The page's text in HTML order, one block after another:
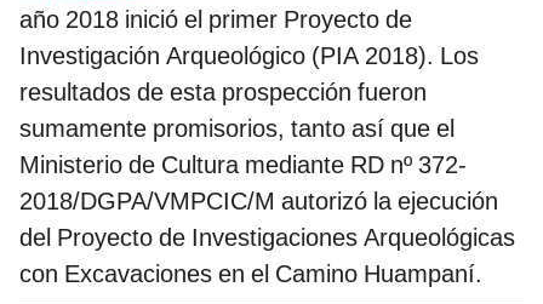
año 2018 inició el primer Proyecto de
Investigación Arqueológico (PIA 2018). Los
resultados de esta prospección fueron
sumamente promisorios, tanto así que el
Ministerio de Cultura mediante RD nº 372-
2018/DGPA/VMPCIC/M autorizó la ejecución
del Proyecto de Investigaciones Arqueológicas
con Excavaciones en el Camino Huampaní.